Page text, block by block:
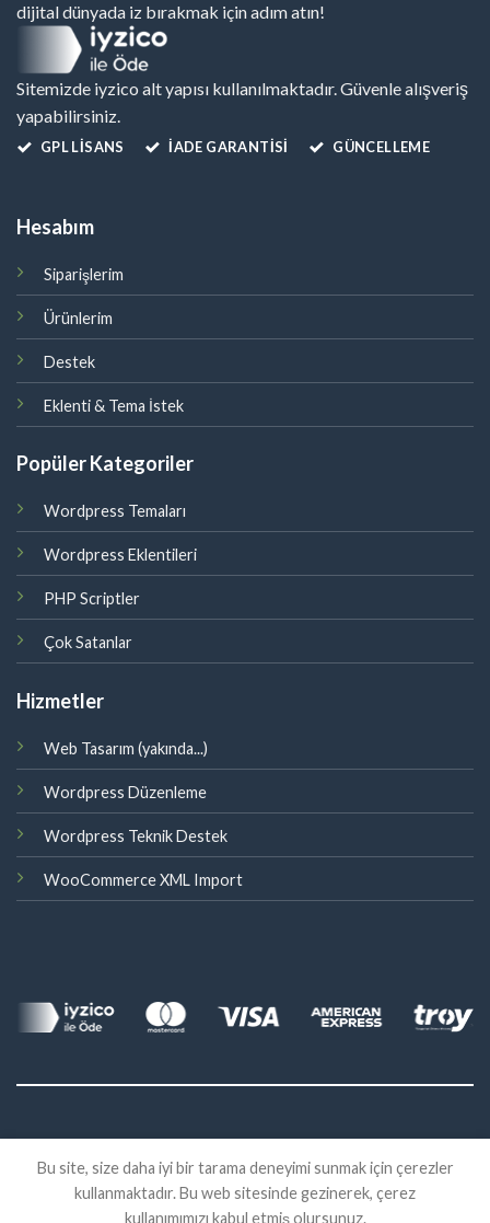
dijital dünyada iz bırakmak için adım atın!
Sitemizde iyzico alt yapısı kullanılmaktadır. Güvenle alışveriş
yapabilirsiniz.
GPL LISANS İADE GARANTİSİ GÜNCELLEME
Hesabım
Siparişlerim
Ürünlerim
Destek
Eklenti & Tema İstek
Popüler Kategoriler
Wordpress Temaları
Wordpress Eklentileri
PHP Scriptler
Çok Satanlar
Hizmetler
Web Tasarım (yakında...)
Wordpress Düzenleme
Wordpress Teknik Destek
WooCommerce XML Import
2026 Eklenti Market
İADE SATIŞ SÖZLEŞMESI KVKK
Bu site, size daha iyi bir tarama deneyimi sunmak için çerezler
kullanmaktadır. Bu web sitesinde gezinerek, çerez
kullanımımızı kabul etmiş olursunuz.